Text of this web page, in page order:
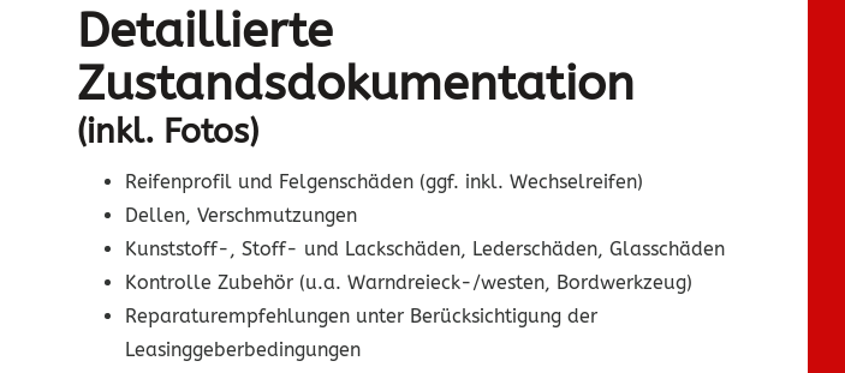
Detaillierte
Zustandsdokumentation
(inkl. Fotos)
Reifenprofil und Felgenschäden (ggf. inkl. Wechselreifen)
Dellen, Verschmutzungen
Kunststoff-, Stoff- und Lackschäden, Lederschäden, Glasschäden
Kontrolle Zubehör (u.a. Warndreieck-/westen, Bordwerkzeug)
Reparaturempfehlungen unter Berücksichtigung der
Leasinggeberbedingungen